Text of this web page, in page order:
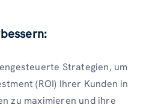
Strategien, um
(ROI) Ihrer Kunden in
zu maximieren und ihre